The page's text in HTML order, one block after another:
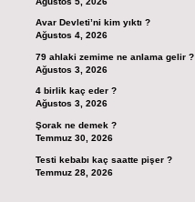
Avar Devleti’ni kim yıktı ?
Ağustos 4, 2026
79 ahlaki zemime ne anlama gelir ?
Ağustos 3, 2026
4 birlik kaç eder ?
Ağustos 3, 2026
Şorak ne demek ?
Temmuz 30, 2026
Testi kebabı kaç saatte pişer ?
Temmuz 28, 2026